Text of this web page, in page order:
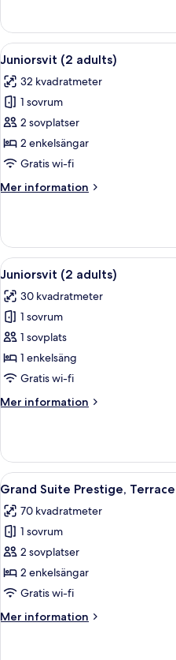
(Prestige)
(2
adults)
Öppna
alla
foton
för
Juniorsvit
(2
adults)
4
Juniorsvit (2 adults)
32 kvadratmeter
1 sovrum
2 sovplatser
2 enkelsängar
Gratis wi-fi
Mer information
Mer
(2
adults)
Öppna
alla
foton
för
Juniorsvit
(2
adults)
4
Juniorsvit (2 adults)
30 kvadratmeter
1 sovrum
1 sovplats
1 enkelsäng
Gratis wi-fi
Mer information
Mer
(2
adults)
Öppna
alla
foton
för
Grand
Suite
Prestige,
5
Grand Suite Prestige, Terrace
70 kvadratmeter
1 sovrum
2 sovplatser
2 enkelsängar
Gratis wi-fi
Mer information
Mer